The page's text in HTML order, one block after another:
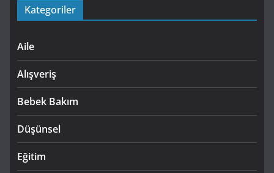
Kategoriler
Aile
Alışveriş
Bebek Bakım
Düşünsel
Eğitim